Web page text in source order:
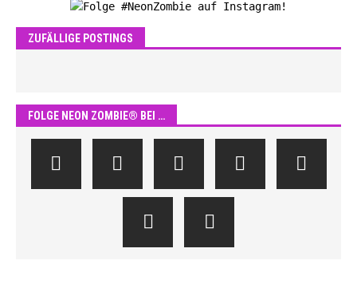
ZUFÄLLIGE POSTINGS
FOLGE NEON ZOMBIE® BEI …